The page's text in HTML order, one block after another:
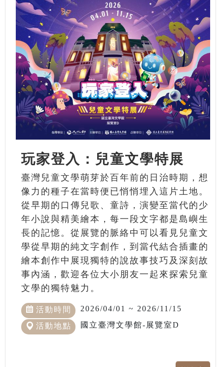
玩家登入：兒童文學特展
臺灣兒童文學萌芽於百年前的日治時期，想
像力的種子在當時便已悄悄埋入這片土地。
從早期的口傳兒歌、童詩，演變至當代的少
年小說與精美繪本，每一段文字都是島嶼生
長的記憶。從展覽的脈絡中可以看見兒童文
學從早期的純文字創作，到當代結合插畫的
繪本創作中展現獨特的說故事技巧及深刻故
事內涵，歡迎各位大小朋友一起來探索兒童
文學的獨特魅力。
活動時間 2026/04/01 ~ 2026/11/15
活動地點 國立臺灣文學館-展覽室D